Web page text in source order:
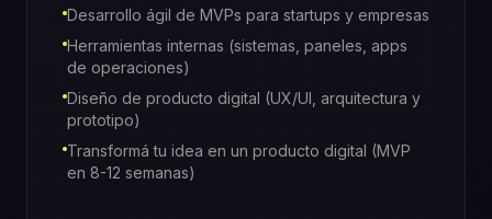
Desarrollo ágil de MVPs para startups y empresas
Herramientas internas (sistemas, paneles, apps
de operaciones)
Diseño de producto digital (UX/UI, arquitectura y
prototipo)
Transformá tu idea en un producto digital (MVP
en 8-12 semanas)